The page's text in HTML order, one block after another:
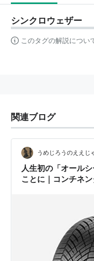
シンクロウェザー
このタグの解説につい
関連ブログ
うめじろうのええじ
人生初の「オール
ことに｜コンチネ